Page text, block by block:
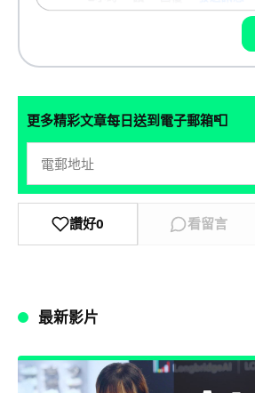
更多精彩文章每日送到電子郵箱📮
讚好0 看留言
最新影片